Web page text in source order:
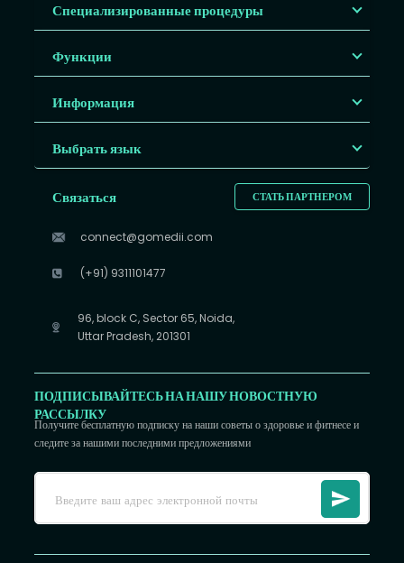
Специализированные процедуры
Функции
Информация
Выбрать язык
СТАТЬ ПАРТНЕРОМ
Связаться
connect@gomedii.com
(+91) 9311101477
96, block C, Sector 65, Noida,
Uttar Pradesh, 201301
ПОДПИСЫВАЙТЕСЬ НА НАШУ НОВОСТНУЮ
РАССЫЛКУ
Получите бесплатную подписку на наши советы о здоровье и фитнесе и
следите за нашими последними предложениями